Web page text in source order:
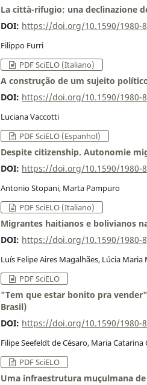
La città-rifugio: una declinazione
DOI: https://doi.org/10.1590/1980-
Filippo Furri
PDF SciELO (Italiano)
A construção de um sujeito
DOI: https://doi.org/10.1590/1980-
Luciana Vaccotti
PDF SciELO (Espanhol)
Despite citizenship. Autonomie
DOI: https://doi.org/10.1590/1980-
Antonio Stopani, Marta Pampuro
PDF SciELO (Italiano)
Migrantes haitianos e bolivianos
DOI: https://doi.org/10.1590/1980-
Luís Felipe Aires Magalhães, Lúcia
PDF SciELO
"Tem que estar bonito pra
Brasil)
DOI: https://doi.org/10.1590/1980-
Filipe Seefeldt de Césaro, Maria
PDF SciELO
Uma infraestrutura muçulmana de